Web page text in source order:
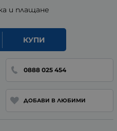
и плащане
КУПИ
0888 025 454
ДОБАВИ В ЛЮБИМИ